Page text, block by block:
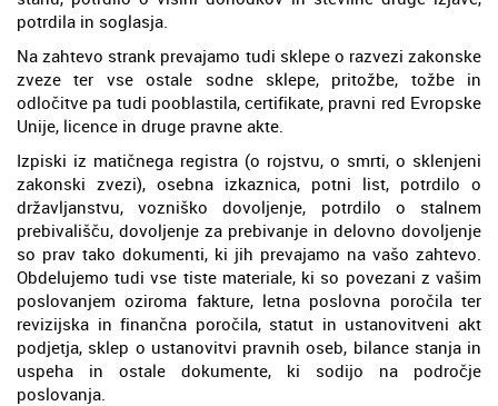
potrdila in soglasja.
Na zahtevo strank prevajamo tudi sklepe o razvezi zakonske
zveze ter vse ostale sodne sklepe, pritožbe, tožbe in
odločitve pa tudi pooblastila, certifikate, pravni red Evropske
Unije, licence in druge pravne akte.
Izpiski iz matičnega registra (o rojstvu, o smrti, o sklenjeni
zakonski zvezi), osebna izkaznica, potni list, potrdilo o
državljanstvu, vozniško dovoljenje, potrdilo o stalnem
prebivališču, dovoljenje za prebivanje in delovno dovoljenje
so prav tako dokumenti, ki jih prevajamo na vašo zahtevo.
Obdelujemo tudi vse tiste materiale, ki so povezani z vašim
poslovanjem oziroma fakture, letna poslovna poročila ter
revizijska in finančna poročila, statut in ustanovitveni akt
podjetja, sklep o ustanovitvi pravnih oseb, bilance stanja in
uspeha in ostale dokumente, ki sodijo na področje
poslovanja.